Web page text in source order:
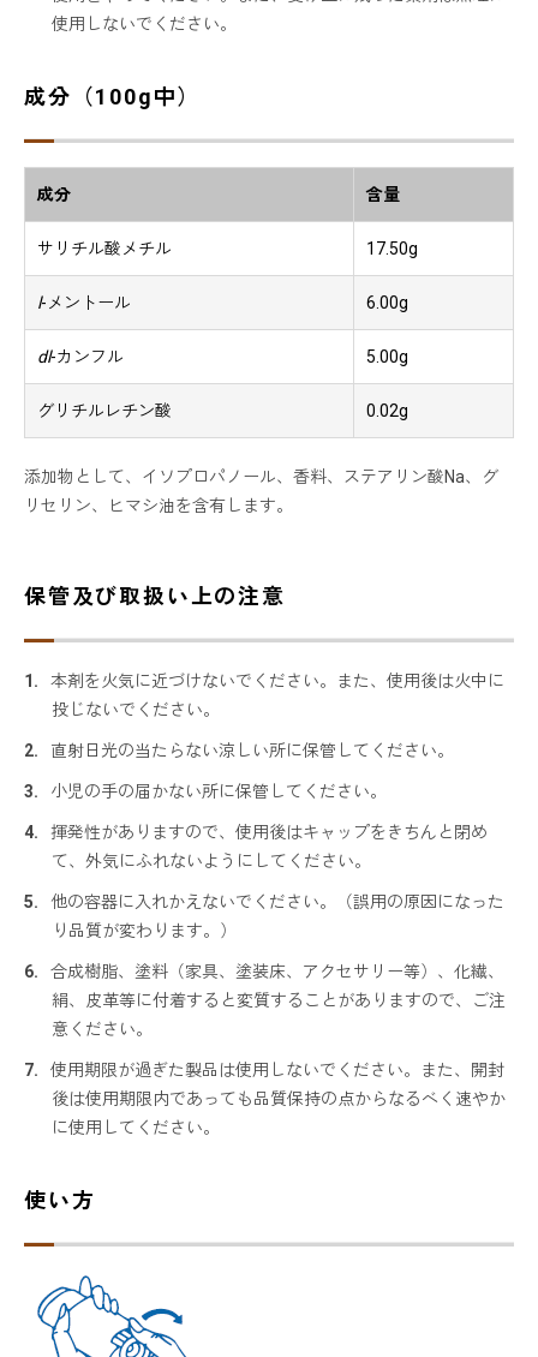
使用しないでください。
成分（100g中）
成分 含量
サリチル酸メチル 17.50g
l-メントール 6.00g
dl-カンフル 5.00g
グリチルレチン酸 0.02g
添加物として、イソプロパノール、香料、ステアリン酸Na、グ
リセリン、ヒマシ油を含有します。
保管及び取扱い上の注意
本剤を火気に近づけないでください。また、使用後は火中に
投じないでください。
直射日光の当たらない涼しい所に保管してください。
小児の手の届かない所に保管してください。
揮発性がありますので、使用後はキャップをきちんと閉め
て、外気にふれないようにしてください。
他の容器に入れかえないでください。（誤用の原因になった
り品質が変わります。）
合成樹脂、塗料（家具、塗装床、アクセサリー等）、化繊、
絹、皮革等に付着すると変質することがありますので、ご注
意ください。
使用期限が過ぎた製品は使用しないでください。また、開封
後は使用期限内であっても品質保持の点からなるべく速やか
に使用してください。
使い方